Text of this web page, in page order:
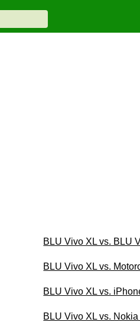
BLU Vivo XL vs. BLU
BLU Vivo XL vs.
BLU Vivo XL vs.
BLU Vivo XL vs. Nokia